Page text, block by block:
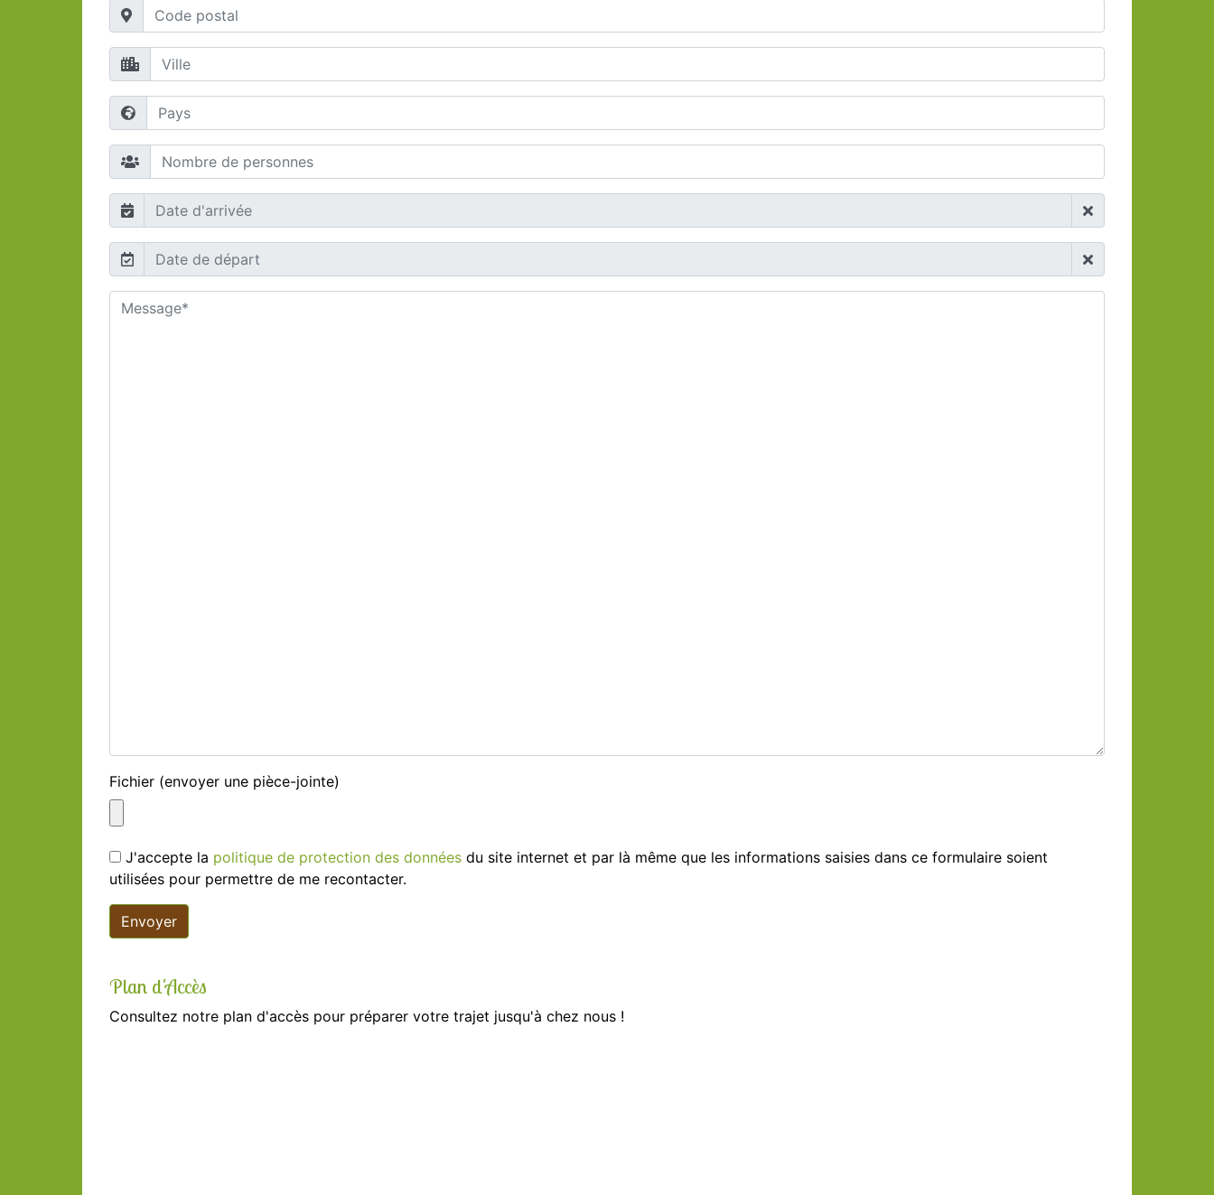
Fichier (envoyer une pièce-jointe)
J'accepte la politique de protection des données du site internet et par là même que les informations saisies dans ce formulaire soient
utilisées pour permettre de me recontacter.
Envoyer
Plan d'Accès
Consultez notre plan d'accès pour préparer votre trajet jusqu'à chez nous !